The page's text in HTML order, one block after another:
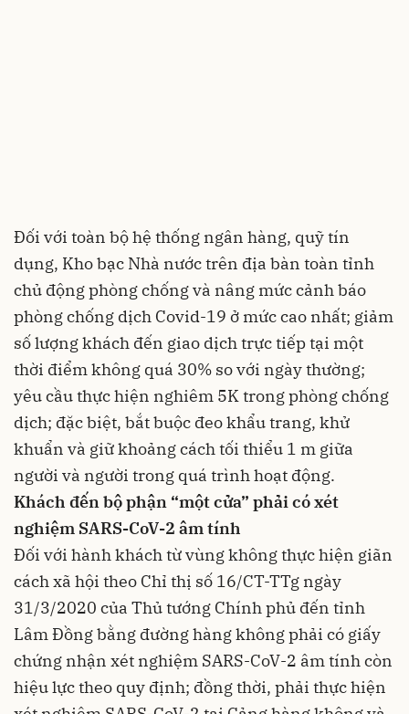
Đối với toàn bộ hệ thống ngân hàng, quỹ tín
dụng, Kho bạc Nhà nước trên địa bàn toàn tỉnh
chủ động phòng chống và nâng mức cảnh báo
phòng chống dịch Covid-19 ở mức cao nhất; giảm
số lượng khách đến giao dịch trực tiếp tại một
thời điểm không quá 30% so với ngày thường;
yêu cầu thực hiện nghiêm 5K trong phòng chống
dịch; đặc biệt, bắt buộc đeo khẩu trang, khử
khuẩn và giữ khoảng cách tối thiểu 1 m giữa
người và người trong quá trình hoạt động.
Khách đến bộ phận “một cửa” phải có xét
nghiệm SARS-CoV-2 âm tính
Đối với hành khách từ vùng không thực hiện giãn
cách xã hội theo Chỉ thị số 16/CT-TTg ngày
31/3/2020 của Thủ tướng Chính phủ đến tỉnh
Lâm Đồng bằng đường hàng không phải có giấy
chứng nhận xét nghiệm SARS-CoV-2 âm tính còn
hiệu lực theo quy định; đồng thời, phải thực hiện